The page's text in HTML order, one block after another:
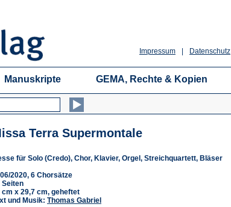
Datenschutz
Impressum
Manuskripte GEMA, Rechte & Kopien
Terra Supermontale
für Solo (Credo), Chor, Klavier, Orgel, Streichquartett, Bläser
2020, 6 Chorsätze
Seiten
cm x 29,7 cm, geheftet
und Musik: Thomas Gabriel